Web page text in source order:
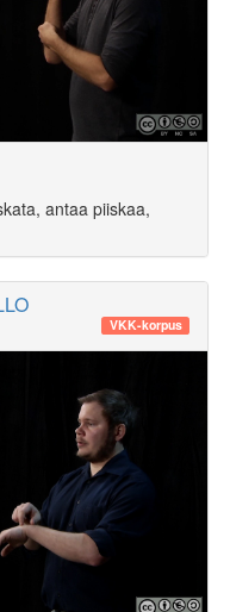
antaa piiskaa,
VKK-korpus